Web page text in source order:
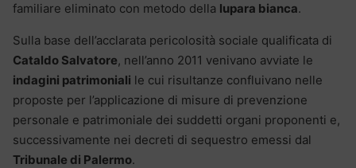
familiare eliminato con metodo della lupara bianca.
Sulla base dell’acclarata pericolosità sociale qualificata di
Cataldo Salvatore, nell’anno 2011 venivano avviate le
indagini patrimoniali le cui risultanze confluivano nelle
proposte per l’applicazione di misure di prevenzione
personale e patrimoniale dei suddetti organi proponenti e,
successivamente nei decreti di sequestro emessi dal
Tribunale di Palermo.